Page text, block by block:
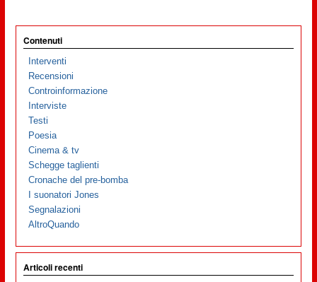
Contenuti
Interventi
Recensioni
Controinformazione
Interviste
Testi
Poesia
Cinema & tv
Schegge taglienti
Cronache del pre-bomba
I suonatori Jones
Segnalazioni
AltroQuando
Articoli recenti